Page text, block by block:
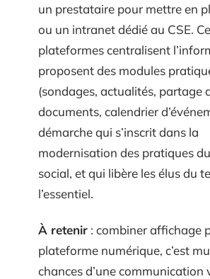
un prestataire pour mettre en
ou un intranet dédié au CSE.
plateformes centralisent
proposent des modules
(sondages, actualités, partage
documents, calendrier
démarche qui s’inscrit dans la
modernisation des pratiques
social, et qui libère les élus du
l’essentiel.
À retenir : combiner affichage
plateforme numérique, c’est
chances d’une communication